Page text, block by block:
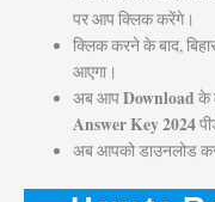
पर आप क्लिक करेंगे।
क्लिक करने के बाद,
आएगा।
अब आपDownload के
Answer Key 2024
अब आपको डाउनलोड